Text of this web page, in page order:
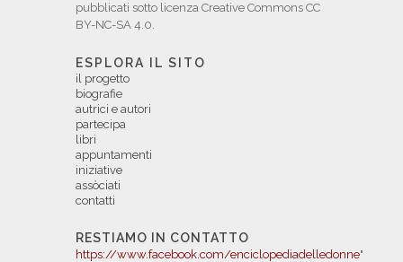
pubblicati sotto licenza Creative Commons CC
BY-NC-SA 4.0.
ESPLORA IL SITO
il progetto
biografie
autrici e autori
partecipa
libri
appuntamenti
iniziative
assòciati
contatti
RESTIAMO IN CONTATTO
https://www.facebook.com/enciclopediadelledonne"